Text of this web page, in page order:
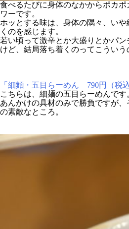
食べるたびに身体のなかからポカ
ワーです。
ホッとする味は、身体の隅々、い
くのを感じます。
若い頃って激辛とか大盛りとかパ
けど、結局落ち着くのってこういう
「細麵・五目らーめん 790円（税込
こちらは、細麺の五目らーめんです
あんかけの具材のみで勝負ですが
の素敵なところ。